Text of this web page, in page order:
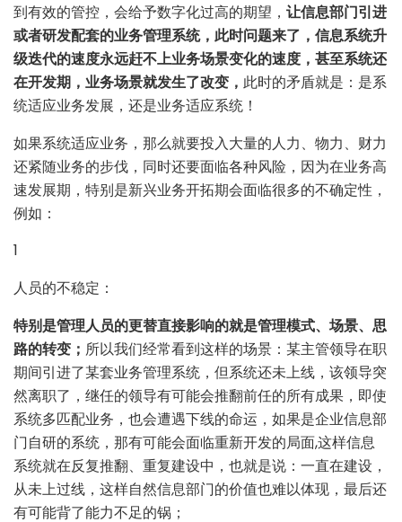
到有效的管控，会给予数字化过高的期望， 让信息部门引进
或者研发配套的业务管理系统，此时问题来了，信息系统升
级迭代的速度永远赶不上业务场景变化的速度，甚至系统还
在开发期，业务场景就发生了改变， 此时的矛盾就是：是系
统适应业务发展，还是业务适应系统！
如果系统适应业务，那么就要投入大量的人力、物力、财力
还紧随业务的步伐，同时还要面临各种风险，因为在业务高
速发展期，特别是新兴业务开拓期会面临很多的不确定性，
例如：
1
人员的不稳定：
特别是管理人员的更替直接影响的就是管理模式、场景、思
路的转变； 所以我们经常看到这样的场景：某主管领导在职
期间引进了某套业务管理系统，但系统还未上线，该领导突
然离职了，继任的领导有可能会推翻前任的所有成果，即使
系统多匹配业务，也会遭遇下线的命运，如果是企业信息部
门自研的系统，那有可能会面临重新开发的局面,这样信息
系统就在反复推翻、重复建设中，也就是说：一直在建设，
从未上过线，这样自然信息部门的价值也难以体现，最后还
有可能背了能力不足的锅；